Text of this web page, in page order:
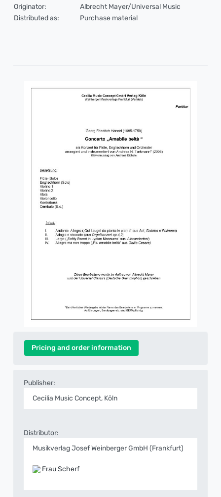
Originator:
Albrecht Mayer/Universal Music
Distributed as:
Purchase material
Pricing and order information
Publisher:
Cecilia Music Concept, Köln
Distributor:
Musikverlag Josef Weinberger GmbH (Frankfurt)
Frau Scherf